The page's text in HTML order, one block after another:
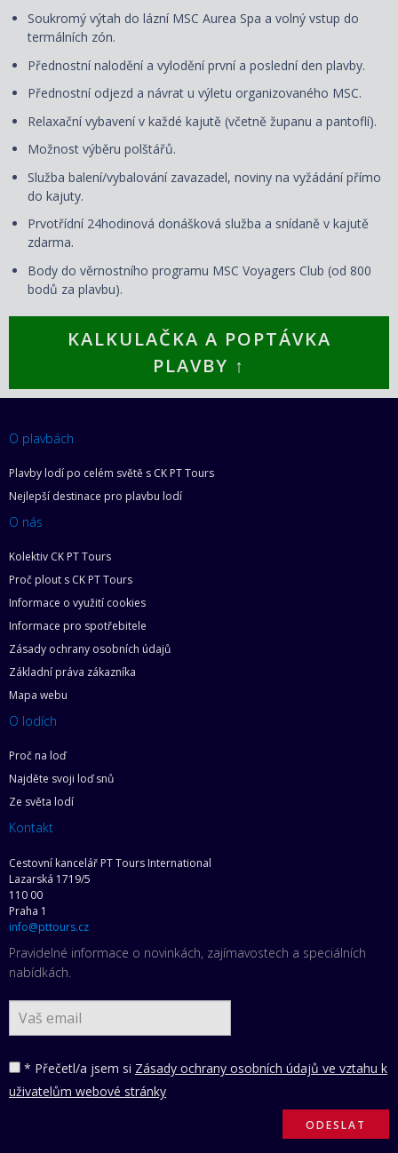
Soukromý výtah do lázní MSC Aurea Spa a volný vstup do
termálních zón.
Přednostní nalodění a vylodění první a poslední den plavby.
Přednostní odjezd a návrat u výletu organizovaného MSC.
Relaxační vybavení v každé kajutě (včetně županu a pantoflí).
Možnost výběru polštářů.
Služba balení/vybalování zavazadel, noviny na vyžádání přímo
do kajuty.
Prvotřídní 24hodinová donášková služba a snídaně v kajutě
zdarma.
Body do věrnostního programu MSC Voyagers Club (od 800
bodů za plavbu).
KALKULAČKA A POPTÁVKA
PLAVBY ↑
O plavbách
Plavby lodí po celém světě s CK PT Tours
Nejlepší destinace pro plavbu lodí
O nás
Kolektiv CK PT Tours
Proč plout s CK PT Tours
Informace o využití cookies
Informace pro spotřebitele
Zásady ochrany osobních údajů
Základní práva zákazníka
Mapa webu
O lodích
Proč na loď
Najděte svoji loď snů
Ze světa lodí
Kontakt
Cestovní kancelář PT Tours International
Lazarská 1719/5
110 00
Praha 1
info@pttours.cz
Pravidelné informace o novinkách, zajímavostech a speciálních
nabídkách.
* Přečetl/a jsem si Zásady ochrany osobních údajů ve vztahu k
uživatelům webové stránky